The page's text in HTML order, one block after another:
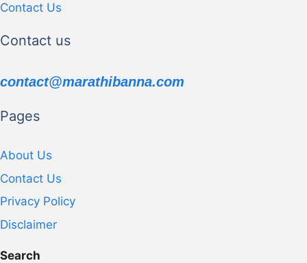
Contact Us
Contact us
contact@marathibanna.com
Pages
About Us
Contact Us
Privacy Policy
Disclaimer
Search